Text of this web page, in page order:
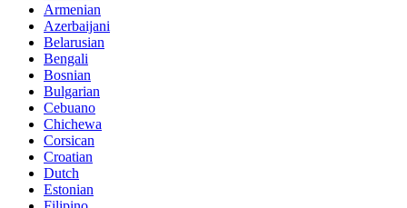
Armenian
Azerbaijani
Belarusian
Bengali
Bosnian
Bulgarian
Cebuano
Chichewa
Corsican
Croatian
Dutch
Estonian